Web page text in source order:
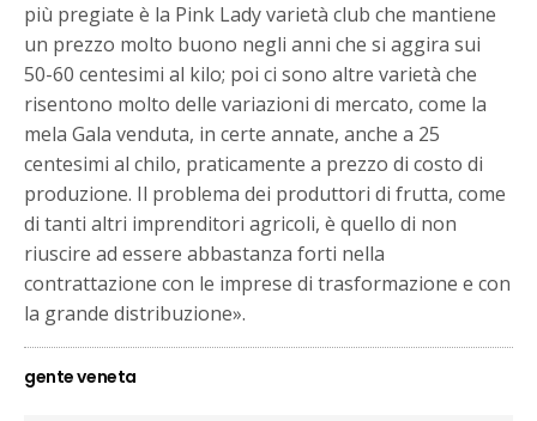
più pregiate è la Pink Lady varietà club che mantiene
un prezzo molto buono negli anni che si aggira sui
50-60 centesimi al kilo; poi ci sono altre varietà che
risentono molto delle variazioni di mercato, come la
mela Gala venduta, in certe annate, anche a 25
centesimi al chilo, praticamente a prezzo di costo di
produzione. Il problema dei produttori di frutta, come
di tanti altri imprenditori agricoli, è quello di non
riuscire ad essere abbastanza forti nella
contrattazione con le imprese di trasformazione e con
la grande distribuzione».
gente veneta